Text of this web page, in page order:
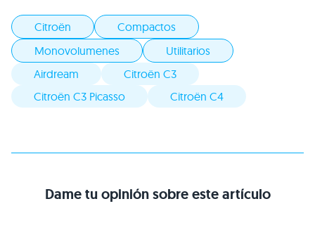
Citroën
Compactos
Monovolumenes
Utilitarios
Airdream
Citroën C3
Citroën C3 Picasso
Citroën C4
Dame tu opinión sobre este artículo